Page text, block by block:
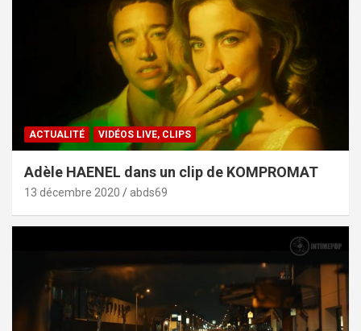
ACTUALITÉ VIDÉOS LIVE, CLIPS
Adèle HAENEL dans un clip de KOMPROMAT
13 décembre 2020 abds69